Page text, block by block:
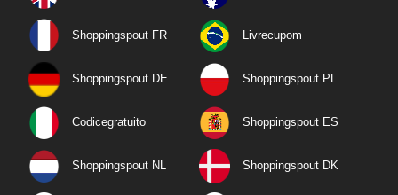
Shoppingspout FR Livrecupom
Shoppingspout DE Shoppingspout PL
Codicegratuito Shoppingspout ES
Shoppingspout NL Shoppingspout DK